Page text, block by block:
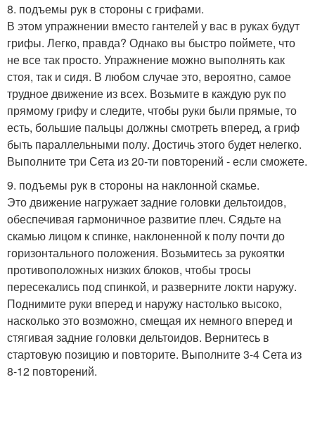
8. подъемы рук в стороны с грифами.
В этом упражнении вместо гантелей у вас в руках будут
грифы. Легко, правда? Однако вы быстро поймете, что
не все так просто. Упражнение можно выполнять как
стоя, так и сидя. В любом случае это, вероятно, самое
трудное движение из всех. Возьмите в каждую рук по
прямому грифу и следите, чтобы руки были прямые, то
есть, большие пальцы должны смотреть вперед, а гриф
быть параллельными полу. Достичь этого будет нелегко.
Выполните три Сета из 20-ти повторений - если сможете.
9. подъемы рук в стороны на наклонной скамье.
Это движение нагружает задние головки дельтоидов,
обеспечивая гармоничное развитие плеч. Сядьте на
скамью лицом к спинке, наклоненной к полу почти до
горизонтального положения. Возьмитесь за рукоятки
противоположных низких блоков, чтобы тросы
пересекались под спинкой, и разверните локти наружу.
Поднимите руки вперед и наружу настолько высоко,
насколько это возможно, смещая их немного вперед и
стягивая задние головки дельтоидов. Вернитесь в
стартовую позицию и повторите. Выполните 3-4 Сета из
8-12 повторений.